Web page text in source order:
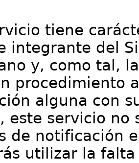
tiene
integrante del
y, como tal,
procedimiento
alguna con
este servicio no
de notificación
utilizar la